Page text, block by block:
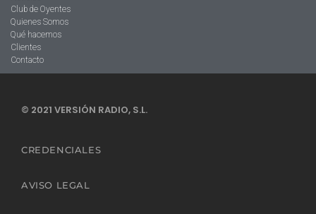
Club de Oyentes
Quienes Somos
Qué hacemos
Clientes
Contacto
© 2021 VERSIÓN RADIO, S.L.
CREDENCIALES
AVISO LEGAL